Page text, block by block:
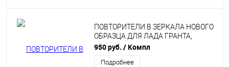
ПОВТОРИТЕЛИ В ЗЕРКАЛА НОВОГО
ОБРАЗЦА ДЛЯ ЛАДА ГРАНТА,
DATSUN
950 руб. / Компл
Подробнее